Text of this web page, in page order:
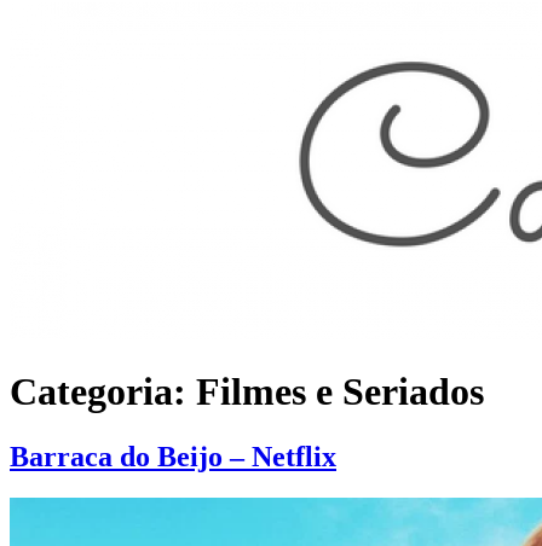
Categoria: Filmes e Seriados
Barraca do Beijo – Netflix